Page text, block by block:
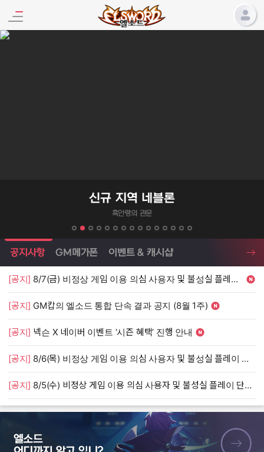
엘소드 프로모션
신규 지역 네블론
흑안령의 관문
엘소드 소식
공지사항 GM메가폰 이벤트 & 캐시샵
[공지] 8/7(금) 비정상 게임 이용 의심 사용자 및 불성실 플레이 단속 안내
[공지] GM캅의 엘소드 통합 단속 결과 공지 (8월 1주)
[공지] 넥슨 X 네이버 이벤트 ‘시즌 혜택’ 진행 안내
[공지] 8/6(목) 비정상 게임 이용 의심 사용자 및 불성실 플레이 단속 안내
[공지] 8/5(수) 비정상 게임 이용 의심 사용자 및 불성실 플레이 단속 안내
엘소드 어디까지 알고 있니?